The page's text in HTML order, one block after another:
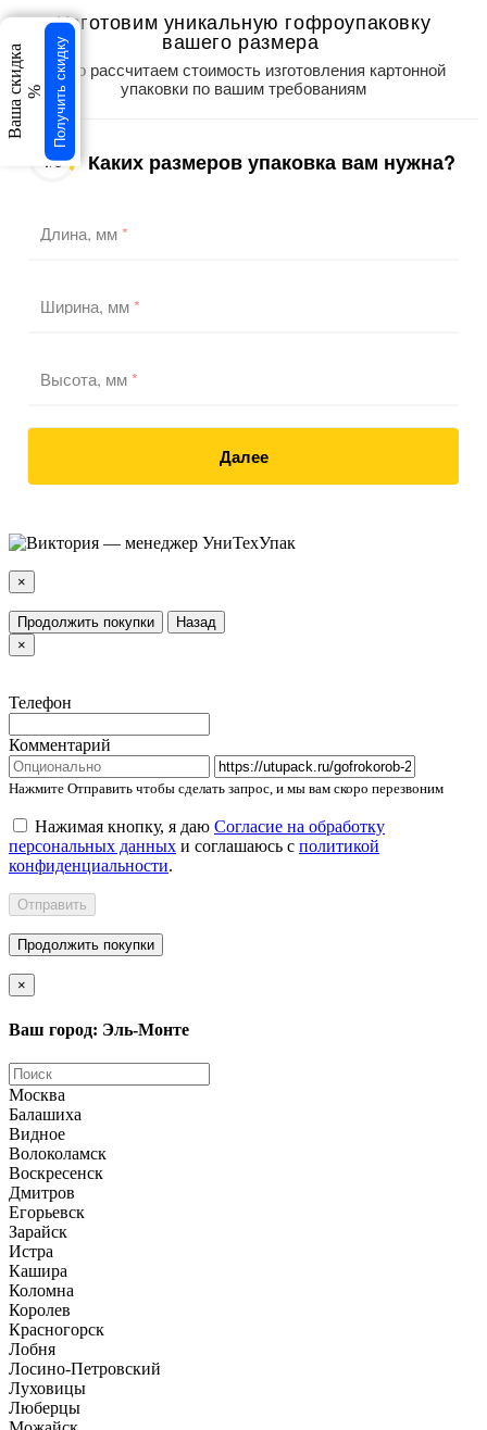
Изготовим уникальную гофроупаковку
вашего размера
Точно рассчитаем стоимость изготовления картонной
упаковки по вашим требованиям
1/3 Каких размеров упаковка вам нужна?
Длина, мм*
Ширина, мм*
Высота, мм*
Далее
×
Продолжить покупки
Назад
×
Телефон
Комментарий
Нажмите Отправить чтобы сделать запрос, и мы вам скоро перезвоним
Нажимая кнопку, я даю Согласие на обработку
персональных данных и соглашаюсь с политикой
конфиденциальности.
Отправить
Продолжить покупки
Ваша скидка % Получить скидку
×
Ваш город: Эль-Монте
Москва
Балашиха
Видное
Волоколамск
Воскресенск
Дмитров
Егорьевск
Зарайск
Истра
Кашира
Коломна
Королев
Красногорск
Лобня
Лосино-Петровский
Луховицы
Люберцы